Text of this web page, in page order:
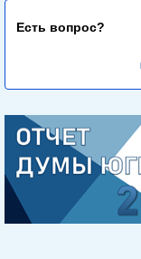
Есть вопрос?